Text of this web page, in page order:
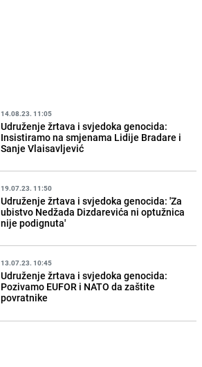
14.08.23. 11:05
Udruženje žrtava i svjedoka genocida:
Insistiramo na smjenama Lidije Bradare i
Sanje Vlaisavljević
19.07.23. 11:50
Udruženje žrtava i svjedoka genocida: 'Za
ubistvo Nedžada Dizdarevića ni optužnica
nije podignuta'
13.07.23. 10:45
Udruženje žrtava i svjedoka genocida:
Pozivamo EUFOR i NATO da zaštite
povratnike